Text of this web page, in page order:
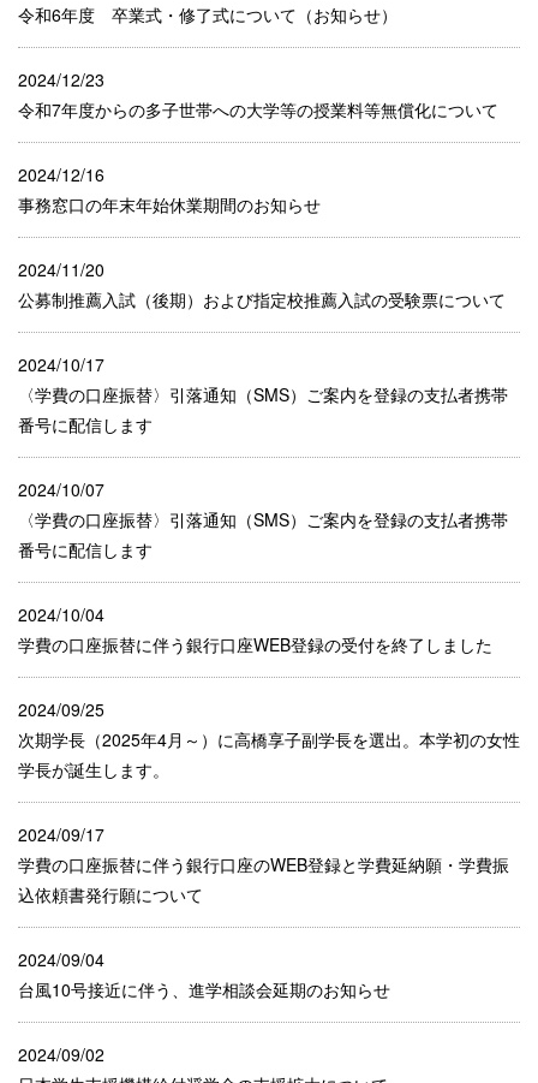
令和6年度 卒業式・修了式について（お知らせ）
2024/12/23
令和7年度からの多子世帯への大学等の授業料等無償化について
2024/12/16
事務窓口の年末年始休業期間のお知らせ
2024/11/20
公募制推薦入試（後期）および指定校推薦入試の受験票について
2024/10/17
〈学費の口座振替〉引落通知（SMS）ご案内を登録の支払者携帯
番号に配信します
2024/10/07
〈学費の口座振替〉引落通知（SMS）ご案内を登録の支払者携帯
番号に配信します
2024/10/04
学費の口座振替に伴う銀行口座WEB登録の受付を終了しました
2024/09/25
次期学長（2025年4月～）に高橋享子副学長を選出。本学初の女性
学長が誕生します。
2024/09/17
学費の口座振替に伴う銀行口座のWEB登録と学費延納願・学費振
込依頼書発行願について
2024/09/04
台風10号接近に伴う、進学相談会延期のお知らせ
2024/09/02